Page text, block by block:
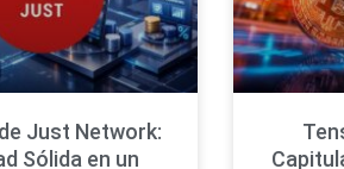
Just Network:
Sólida en un